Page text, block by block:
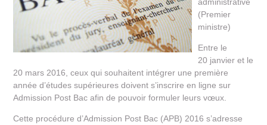
(Premier
ministre)
Entre le
20 janvier et le
20 mars 2016, ceux qui souhaitent intégrer une première
année d’études supérieures doivent s’inscrire en ligne sur
Admission Post Bac afin de pouvoir formuler leurs vœux.
Cette procédure d’Admission Post Bac (APB) 2016 s’adresse